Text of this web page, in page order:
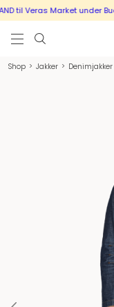
til Veras Market under
Shop > Jakker > Denimjakker